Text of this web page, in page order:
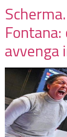
avvenga